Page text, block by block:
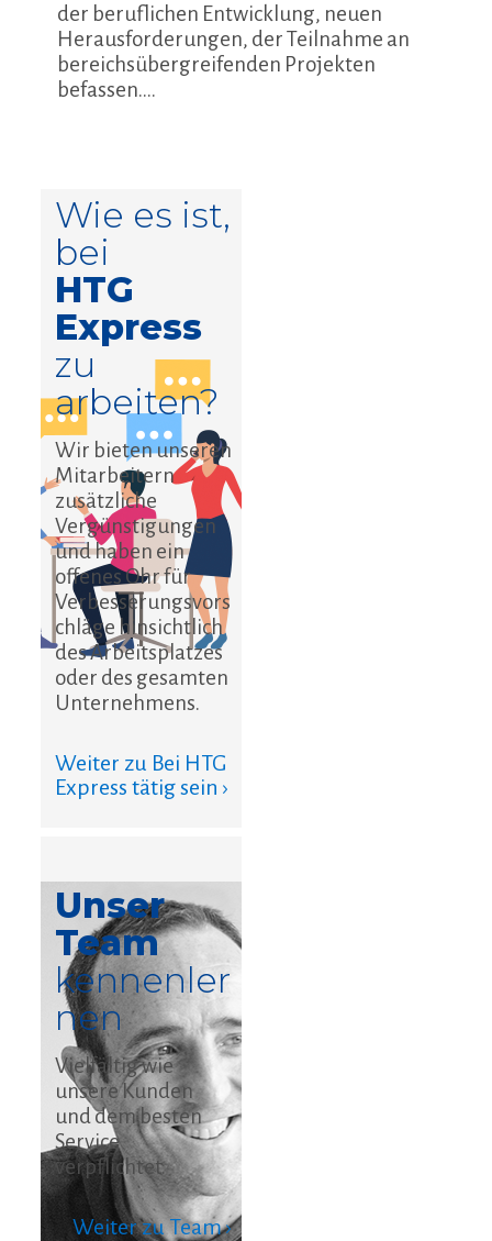
der beruflichen Entwicklung, neuen
Herausforderungen, der Teilnahme an
bereichsübergreifenden Projekten
befassen....
Wie es ist,
bei
HTG
Express
zu
arbeiten?
Wir bieten unseren
Mitarbeitern
zusätzliche
Vergünstigungen
und haben ein
offenes Ohr für
Verbesserungsvors
chläge hinsichtlich
des Arbeitsplatzes
oder des gesamten
Unternehmens.
Weiter zu Bei HTG
Express tätig sein ›
Unser
Team
kennenler
nen
Vielfältig wie
unsere Kunden
und dem besten
Service
verpflichtet.
Weiter zu Team ›